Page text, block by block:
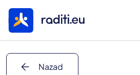
arrow_back Nazad